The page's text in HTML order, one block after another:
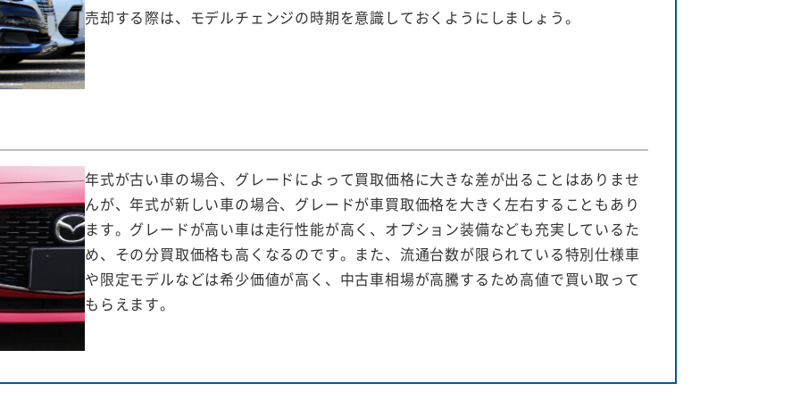
売却する際は、モデルチェンジの時期を意識しておくようにしましょう。
年式が古い車の場合、グレードによって買取価格に大きな差が出ることはありませ
んが、年式が新しい車の場合、グレードが車買取価格を大きく左右することもあり
ます。グレードが高い車は走行性能が高く、オプション装備なども充実しているた
め、その分買取価格も高くなるのです。また、流通台数が限られている特別仕様車
や限定モデルなどは希少価値が高く、中古車相場が高騰するため高値で買い取って
もらえます。